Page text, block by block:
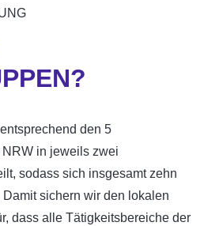
den 5
in jeweils zwei
sodass sich insgesamt zehn
sichern wir den lokalen
dass alle Tätigkeitsbereiche der